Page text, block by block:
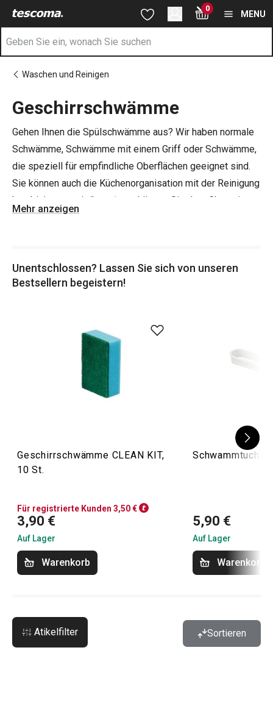
Sie befinden sich auf der Geschirrschwämme Seite
Zum Hauptinhalt springen
Zur Suche springen
Zur Navigation springen 0
MENU
Waschen und Reinigen
Geschirrschwämme
Gehen Ihnen die Spülschwämme aus? Wir haben normale
Schwämme, Schwämme mit einem Griff oder Schwämme,
die speziell für empfindliche Oberflächen geeignet sind.
Sie können auch die Küchenorganisation mit der Reinigung
kombinieren - mit
Organizern
können Sie dem Chaos in
den Schubladen zu Leibe rücken, und mit
Mehr anzeigen
Unentschlossen? Lassen Sie sich von unseren
Bestsellern begeistern!
Geschirrschwämme CLEAN KIT,
10 St.
Für registrierte Kunden 3,50 €
3,90 €
Auf Lager
Warenkorb
5,90 €
Auf Lager
Warenkorb
Atikelfilter Sortieren